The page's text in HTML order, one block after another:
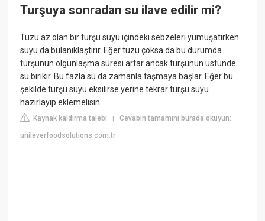
Turşuya sonradan su ilave edilir mi?
Tuzu az olan bir turşu suyu içindeki sebzeleri yumuşatırken
suyu da bulanıklaştırır. Eğer tuzu çoksa da bu durumda
turşunun olgunlaşma süresi artar ancak turşunun üstünde
su birikir. Bu fazla su da zamanla taşmaya başlar. Eğer bu
şekilde turşu suyu eksilirse yerine tekrar turşu suyu
hazırlayıp eklemelisin.
Kaynak kaldırma talebi |Cevabın tamamını burada okuyun:
unileverfoodsolutions.com.tr